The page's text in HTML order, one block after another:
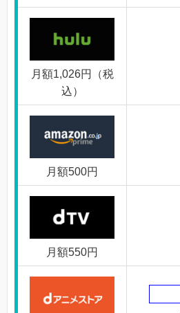
月額1,026円（税
込）
月額500円
月額550円